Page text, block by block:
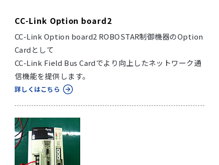
CC-Link Option board2
CC-Link Option board2 ROBOSTAR制御機器のOption
Cardとして
CC-Link Field Bus Cardでより向上したネットワーク通
信機能を提供します。
詳しくはこちら